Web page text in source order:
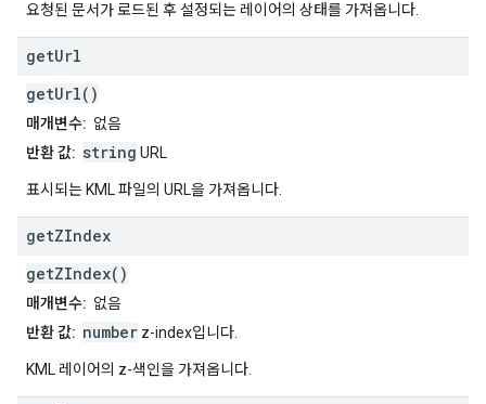
요청된 문서가 로드된 후 설정되는 레이어의 상태를 가져옵니다.
getUrl
getUrl()
매개변수: 없음
반환 값: string URL
표시되는 KML 파일의 URL을 가져옵니다.
getZIndex
getZIndex()
매개변수: 없음
반환 값: number z-index입니다.
KML 레이어의 z-색인을 가져옵니다.